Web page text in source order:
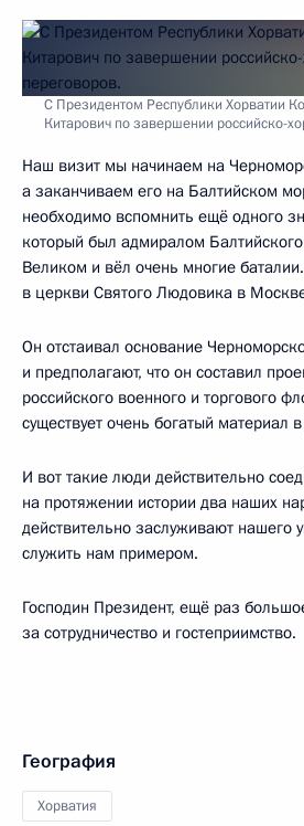
С Президентом Республики Хорватии
Китарович по завершении российско-
Наш визит мы начинаем на
а заканчиваем его на Балтийском
необходимо вспомнить ещё одного
который был адмиралом
Великом и вёл очень многие
в церкви Святого Людовика в
Он отстаивал основание
и предполагают, что он составил
российского военного и торгового
существует очень богатый материал
И вот такие люди действительно
на протяжении истории два наших
действительно заслуживают нашего
служить нам примером.
Господин Президент, ещё раз
за сотрудничество и гостеприимство.
География
Хорватия